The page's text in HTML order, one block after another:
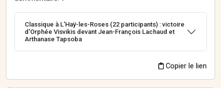
Classique à L'Haÿ-les-Roses (22 participants) : victoire
d'Orphée Visvikis devant Jean-François Lachaud et
Arthanase Tapsoba
Copier le lien